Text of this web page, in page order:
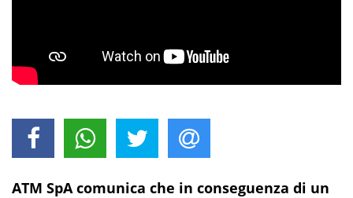
ATM SpA comunica che in conseguenza di un